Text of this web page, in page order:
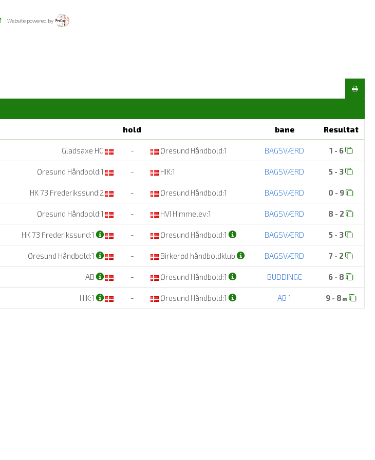
Website powered by
hold bane Resultat
Gladsaxe HG - Øresund Håndbold:1 BAGSVÆRD 1 - 6
Øresund Håndbold:1 - HIK:1 BAGSVÆRD 5 - 3
HK 73 Frederikssund:2 - Øresund Håndbold:1 BAGSVÆRD 0 - 9
Øresund Håndbold:1 - HVI Himmelev:1 BAGSVÆRD 8 - 2
HK 73 Frederikssund:1 - Øresund Håndbold:1 BAGSVÆRD 5 - 3
Øresund Håndbold:1 - Birkerød håndboldklub BAGSVÆRD 7 - 2
AB - Øresund Håndbold:1 BUDDINGE 6 - 8
HIK:1 - Øresund Håndbold:1 AB 1 9 - 8 es